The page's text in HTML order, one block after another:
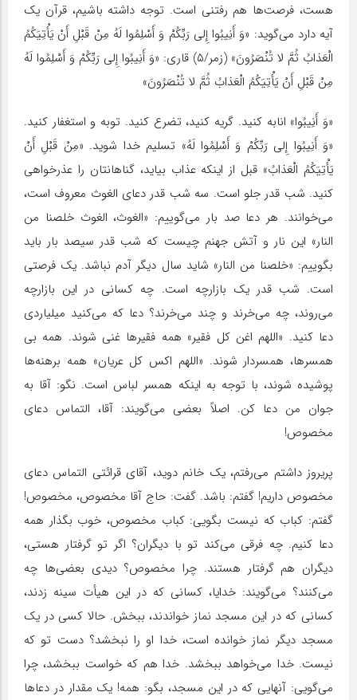
هست، فرصت‌ها هم رفتنی است. توجه داشته باشیم، قرآن یک
آیه دارد می‌گوید: «وَ أَنِیبُوا إِلى‏ رَبِّکُمْ وَ أَسْلِمُوا لَهُ مِنْ قَبْلِ أَنْ یَأْتِیَکُمُ
الْعَذابُ ثُمَّ لا تُنْصَرُونَ» (زمر/۵) قاری: «وَ أَنِیبُوا إِلى‏ رَبِّکُمْ وَ أَسْلِمُوا لَهُ
مِنْ قَبْلِ أَنْ یَأْتِیَکُمُ الْعَذابُ ثُمَّ لا تُنْصَرُونَ»
«وَ أَنِیبُوا» انابه کنید. گریه کنید، تضرع کنید. توبه و استغفار کنید.
«وَ أَنِیبُوا إِلى‏ رَبِّکُمْ وَ أَسْلِمُوا لَهُ» تسلیم خدا شوید. «مِنْ قَبْلِ أَنْ
یَأْتِیَکُمُ الْعَذابُ» قبل از اینکه عذاب بیاید، گناهانتان را عذرخواهی
کنید. شب قدر جلو است. سه شب قدر دعای الغوث معروف است،
می‌خوانند. هر دعا صد بار می‌گوییم: «الغوث، الغوث خلصنا من
النار» این نار و آتش جهنم چیست که شب قدر سیصد بار باید
بگوییم: «خلصنا من النار» شاید سال دیگر آدم نباشد. یک فرصتی
است. شب قدر یک بازارچه است. چه کسانی در این بازارچه
می‌روند، چه می‌خرند و چند می‌خرند؟ دعا که می‌کنید میلیاردی
دعا کنید. «اللهم اغن کل فقیر» همه فقیرها غنی شوند. همه بی
همسرها، همسردار شوند. «اللهم اکس کل عریان» همه برهنه‌ها
پوشیده شوند، با توجه به اینکه همسر لباس است. نگو: آقا به
جوان من دعا کن. اصلاً بعضی می‌گویند: آقا، التماس دعای
مخصوص!
پریروز داشتم می‌رفتم، یک خانم دوید، آقای قرائتی التماس دعای
مخصوص داریم! گفتم: باشد. گفت: حاج آقا مخصوص، مخصوص!
گفتم: کباب که نیست بگویی: کباب مخصوص، خوب بگذار همه
دعا کنیم. چه فرقی می‌کند تو با دیگران؟ اگر تو گرفتار هستی،
دیگران هم گرفتار هستند. چرا مخصوص؟ دیدی بعضی‌ها چه
می‌کنند؟ می‌گویند: خدایا، کسانی که در این هیأت سینه زدند،
کسانی که در این مسجد نماز خواندند، ببخش. حالا کسی در یک
مسجد دیگر نماز خوانده است، خدا او را نبخشد؟ دست تو که
نیست. خدا می‌خواهد ببخشد. خدا هم که خواست ببخشد، چرا
می‌گویی: آنهایی که در این مسجد، بگو: همه! یک مقدار در دعاها